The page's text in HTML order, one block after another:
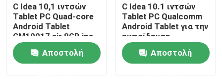
Αρχική Σελίδα
Προϊόντα
C Idea 10,1 ιντσών
Tablet PC Quad-core
Android Tablet
CM10017 air 8GB ips
με υποδοχή για κάρτα
SIM
Αποστολή
C Idea 10.1 ιντσών
Tablet PC Qualcomm
Android Tablet για την
εκπαίδευση
CM9000ultra Blue
Αποστολή